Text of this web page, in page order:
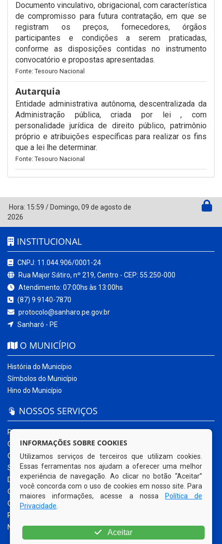
Documento vinculativo, obrigacional, com característica
de compromisso para futura contratação, em que se
registram os preços, fornecedores, órgãos
participantes e condições a serem praticadas,
conforme as disposições contidas no instrumento
convocatório e propostas apresentadas.
Fonte: Tesouro Nacional
Autarquia
Entidade administrativa autônoma, descentralizada da
Administração pública, criada por lei , com
personalidade jurídica de direito público, patrimônio
próprio e atribuições específicas para realizar os fins
que a lei lhe determinar.
Fonte: Tesouro Nacional
Hora: 15:59 / Domingo, 09 de agosto de
2026
INSTITUCIONAL
CNPJ: 11.044.906/0001-24
Rua Major Sátiro, nº 219, Centro - CEP: 55.250-000
Atendimento: 07:00hs às 13:00hs
(87) 9 9140-7870
protocolo@sanharo.pe.gov.br
Sanharó - PE
O MUNICÍPIO
História do Município
Símbolos do Município
Hino do Município
NOSSOS SERVIÇOS
Portal da Transparência
Carta de Serviços ao Usuário
Ouvidoria Municipal
Sistema Eletrônico – e-SIC
Diário Oficial
Quadro de Avisos
Contracheque Online
Portal do Contribuinte
Nota Fiscal Eletrônica
INFORMAÇÕES SOBRE COOKIES
Utilizamos serviços de terceiros que utilizam cookies.
Essas ferramentas nos ajudam a oferecer uma melhor
experiência de navegação. Ao clicar no botão “Aceitar”
você concorda com o uso de cookies em nosso site. Para
maiores informações, acesse a nossa
Política de
Privacidade
Aceitar